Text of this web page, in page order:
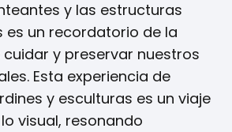
y las estructuras
un recordatorio de la
y preservar nuestros
Esta experiencia de
y esculturas es un viaje
visual, resonando